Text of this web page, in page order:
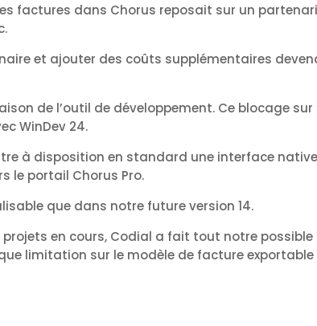
factures dans Chorus reposait sur un
et ajouter des coûts supplémentaires
de l’outil de développement. Ce blocage sur
WinDev 24.
à disposition en standard une interface
le portail Chorus Pro.
que dans notre future version 14.
projets en cours, Codial a fait tout notre possible
limitation sur le modèle de facture